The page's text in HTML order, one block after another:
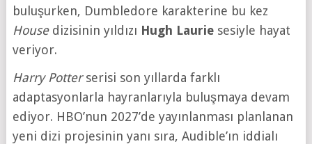
buluşurken, Dumbledore karakterine bu kez
Housedizisinin yıldızı Hugh Lauriesesiyle hayat
veriyor.
Harry Potterserisi son yıllarda farklı
adaptasyonlarla hayranlarıyla buluşmaya devam
ediyor. HBO’nun 2027’de yayınlanması planlanan
yeni dizi projesinin yanı sıra, Audible’ın iddialı